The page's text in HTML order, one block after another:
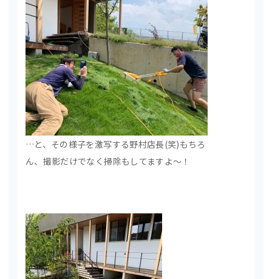
…と、その様子を激写する野村店長(笑)もちろ
ん、撮影だけでなく掃除もしてますよ～！